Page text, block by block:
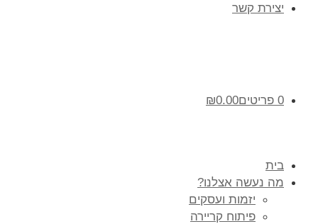
יצירת קשר
0 פריטים ₪0.00
בית
מה נעשה אצלנו?
יזמות ועסקים
פיתוח קריירה